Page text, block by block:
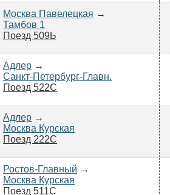
Москва Павелецкая →
Тамбов 1
Поезд 509Ь
Адлер →
Санкт-Петербург-Главн.
Поезд 522С
Адлер →
Москва Курская
Поезд 222С
Ростов-Главный →
Москва Курская
Поезд 511С